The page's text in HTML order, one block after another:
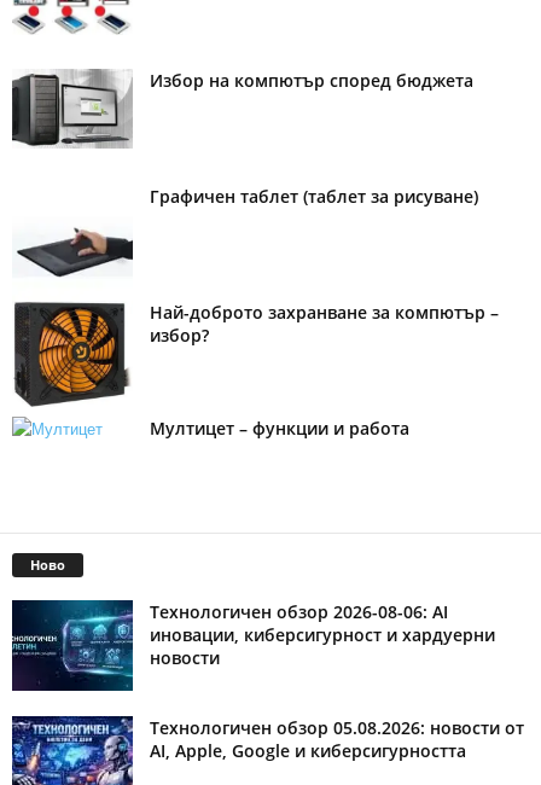
Избор на компютър според бюджета
Графичен таблет (таблет за рисуване)
Най-доброто захранване за компютър –
избор?
Мултицет – функции и работа
Ново
Технологичен обзор 2026-08-06: AI
иновации, киберсигурност и хардуерни
новости
Технологичен обзор 05.08.2026: новости от
AI, Apple, Google и киберсигурността